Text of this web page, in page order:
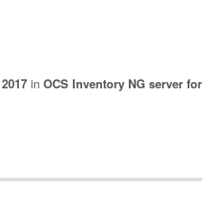
in OCS Inventory NG server